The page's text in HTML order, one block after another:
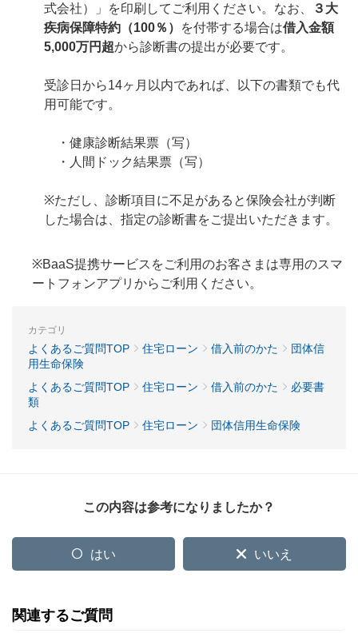
式会社）」を印刷してご利用ください。なお、
３大
疾病保障特約（100％）
を付帯する場合は借入金額
5,000万円超から診断書の提出が必要です。
受診日から14ヶ月以内であれば、以下の書類でも代
用可能です。
・健康診断結果票（写）
・人間ドック結果票（写）
※ただし、診断項目に不足があると保険会社が判断
した場合は、指定の診断書をご提出いただきます。
※BaaS提携サービスをご利用のお客さまは専用のスマ
ートフォンアプリからご利用ください。
カテゴリ
よくあるご質問TOP 住宅ローン 借入前のかた
団体信
用生命保険
よくあるご質問TOP
住宅ローン 借入前のかた
必要書
類
よくあるご質問TOP
住宅ローン 団体信用生命保険
この内容は参考になりましたか？
はい いいえ
関連するご質問